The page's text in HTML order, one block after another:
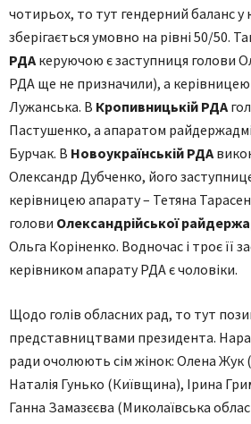
чотирьох, то тут гендерний баланс у
зберігається умовно на рівні 50/50.
РДА керуючою є заступниця голови
РДА ще не призначили), а
Лужанська. В Кропивницькій РДА
Пастушенко, а апаратом
Бурчак. В Новоукраїнській РДА
Олександр Дубченко, його
керівницею апарату – Тетяна
голови Олександрійської
Ольга Коріненко. Водночас і троє її
керівником апарату РДА є чоловіки.
Щодо голів обласних рад, то тут
представництвами президента.
ради очолюють сім жінок: Олена Жук
Наталія Гунько (Київщина), Ірина
Ганна Замазєєва (Миколаївська